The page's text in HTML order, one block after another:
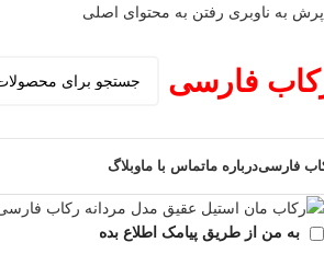
پرش به ناوبری رفتن به محتوای اصلی
فارسی
فارسیدرباره ماتماس با ماوبلاگ
به من از طریق پیامک اطلاع بده